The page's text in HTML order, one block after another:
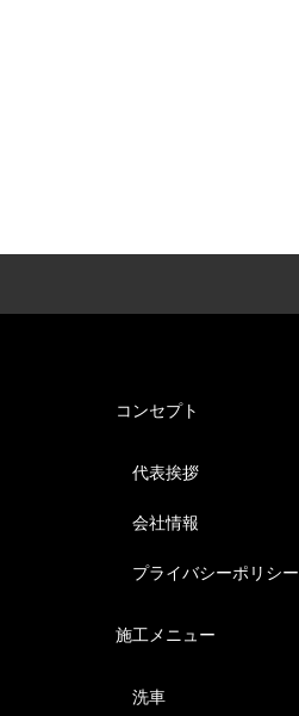
コンセプト
代表挨拶
会社情報
プライバシーポリシー
施工メニュー
洗車